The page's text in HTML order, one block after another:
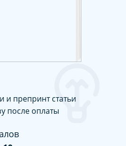
и препринт статьи
после оплаты